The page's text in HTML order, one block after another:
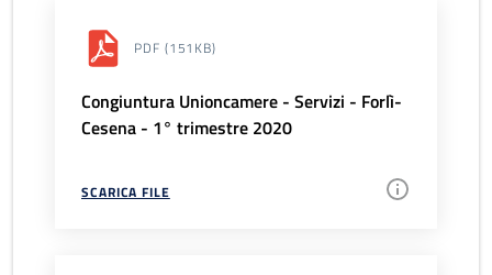
PDF (151KB)
Congiuntura Unioncamere - Servizi - Forlì-
Cesena - 1° trimestre 2020
SCARICA FILE